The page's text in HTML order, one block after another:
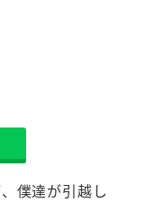
僕達が引越し